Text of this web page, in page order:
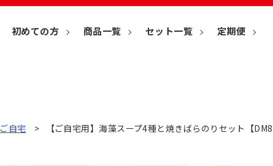
初めての方 商品一覧 セット一覧 定期便
ご自宅 【ご自宅用】海藻スープ4種と焼きばらのりセット【